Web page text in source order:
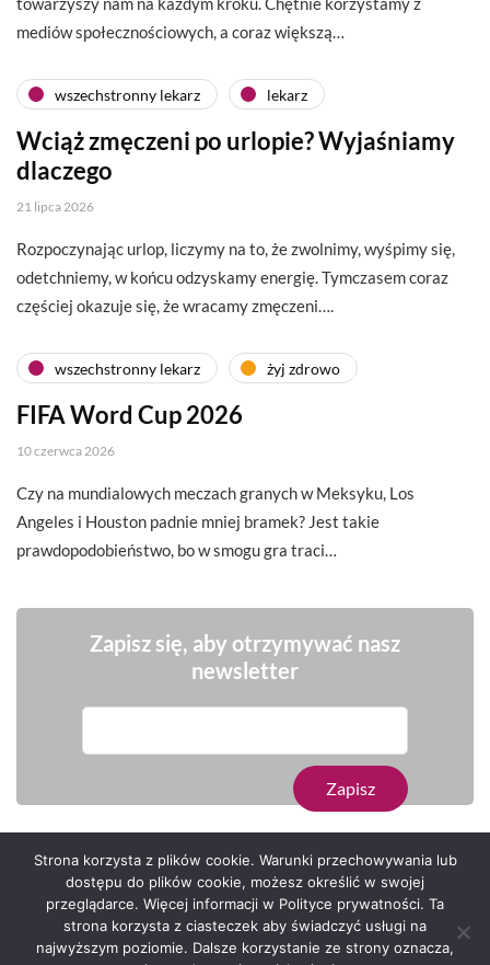
mediów społecznościowych, a coraz większą…
wszechstronny lekarz lekarz
Wciąż zmęczeni po urlopie? Wyjaśniamy
dlaczego
21 lipca 2026
Rozpoczynając urlop, liczymy na to, że zwolnimy, wyśpimy się,
odetchniemy, w końcu odzyskamy energię. Tymczasem coraz
częściej okazuje się, że wracamy zmęczeni….
wszechstronny lekarz żyj zdrowo
FIFA Word Cup 2026
10 czerwca 2026
Czy na mundialowych meczach granych w Meksyku, Los
Angeles i Houston padnie mniej bramek? Jest takie
prawdopodobieństwo, bo w smogu gra traci…
Zapisz się, aby otrzymywać nasz
newsletter
Serwis zaprojektował Grzegorz Sztank .
Strona korzysta z plików cookie. Warunki przechowywania lub
dostępu do plików cookie, możesz określić w swojej
przeglądarce. Więcej informacji w Polityce prywatności. Ta
strona korzysta z ciasteczek aby świadczyć usługi na
najwyższym poziomie. Dalsze korzystanie ze strony oznacza,